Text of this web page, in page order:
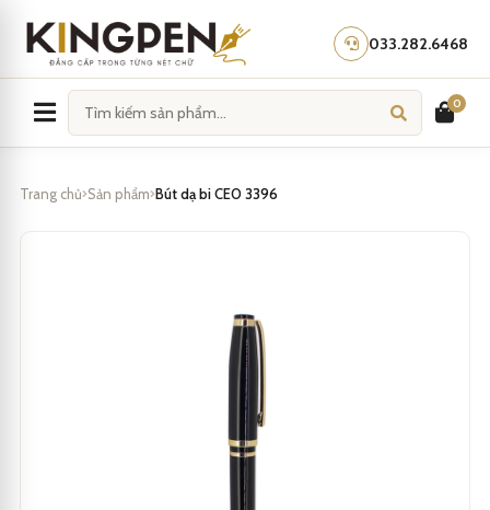
content
033.282.6468
0
Trang chủ Sản phẩm Bút dạ bi CEO 3396